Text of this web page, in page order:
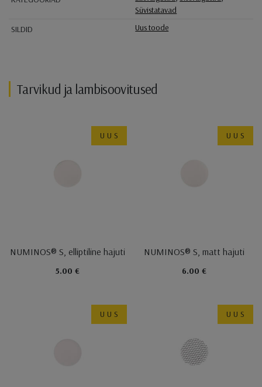
Süvistatavad
SILDID
Uus toode
Tarvikud ja lambisoovitused
UUS
NUMINOS® S, elliptiline hajuti
5.00 €
UUS
NUMINOS® S, matt hajuti
6.00 €
UUS UUS